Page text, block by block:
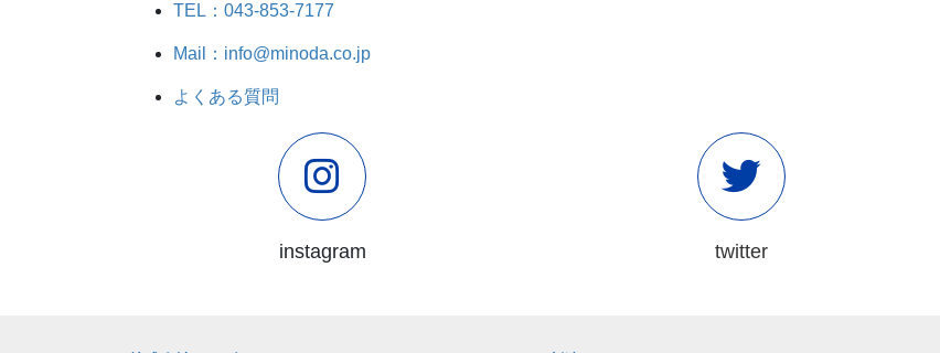
TEL：043-853-7177
Mail：info@minoda.co.jp
よくある質問
instagram twitter